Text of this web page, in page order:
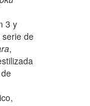
3 y
serie de
,